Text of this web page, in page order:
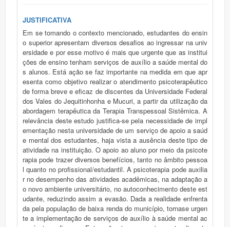
JUSTIFICATIVA
Em se tomando o contexto mencionado, estudantes do ensin
o superior apresentam diversos desafios ao ingressar na univ
ersidade e por esse motivo é mais que urgente que as institui
ções de ensino tenham serviços de auxílio a saúde mental do
s alunos. Está ação se faz importante na medida em que apr
esenta como objetivo realizar o atendimento psicoterapêutico
de forma breve e eficaz de discentes da Universidade Federal
dos Vales do Jequitinhonha e Mucuri, a partir da utilização da
abordagem terapêutica da Terapia Transpessoal Sistêmica. A
relevância deste estudo justifica-se pela necessidade de impl
ementação nesta universidade de um serviço de apoio a saúd
e mental dos estudantes, haja vista a ausência deste tipo de
atividade na instituição. O apoio ao aluno por meio da psicote
rapia pode trazer diversos benefícios, tanto no âmbito pessoa
l quanto no profissional/estudantil. A psicoterapia pode auxilia
r no desempenho das atividades acadêmicas, na adaptação a
o novo ambiente universitário, no autoconhecimento deste est
udante, reduzindo assim a evasão. Dada a realidade enfrenta
da pela população de baixa renda do município, tornase urgen
te a implementação de serviços de auxílio à saúde mental ac